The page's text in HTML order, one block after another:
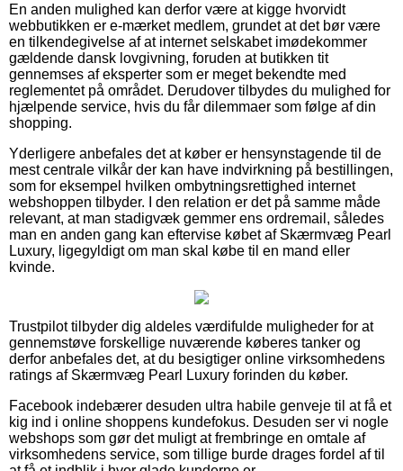
En anden mulighed kan derfor være at kigge hvorvidt
webbutikken er e-mærket medlem, grundet at det bør være
en tilkendegivelse af at internet selskabet imødekommer
gældende dansk lovgivning, foruden at butikken tit
gennemses af eksperter som er meget bekendte med
reglementet på området. Derudover tilbydes du mulighed for
hjælpende service, hvis du får dilemmaer som følge af din
shopping.
Yderligere anbefales det at køber er hensynstagende til de
mest centrale vilkår der kan have indvirkning på bestillingen,
som for eksempel hvilken ombytningsrettighed internet
webshoppen tilbyder. I den relation er det på samme måde
relevant, at man stadigvæk gemmer ens ordremail, således
man en anden gang kan eftervise købet af Skærmvæg Pearl
Luxury, ligegyldigt om man skal købe til en mand eller
kvinde.
Trustpilot tilbyder dig aldeles værdifulde muligheder for at
gennemstøve forskellige nuværende køberes tanker og
derfor anbefales det, at du besigtiger online virksomhedens
ratings af Skærmvæg Pearl Luxury forinden du køber.
Facebook indebærer desuden ultra habile genveje til at få et
kig ind i online shoppens kundefokus. Desuden ser vi nogle
webshops som gør det muligt at frembringe en omtale af
virksomhedens service, som tillige burde drages fordel af til